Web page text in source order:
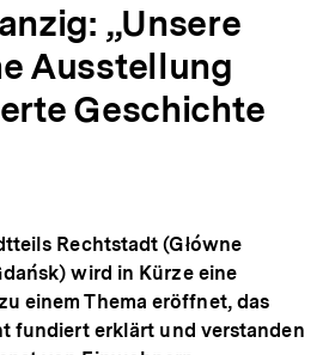
„Unsere
Ausstellung
Geschichte
Rechtstadt (Główne
wird in Kürze eine
einem Thema eröffnet, das
fundiert erklärt und verstanden